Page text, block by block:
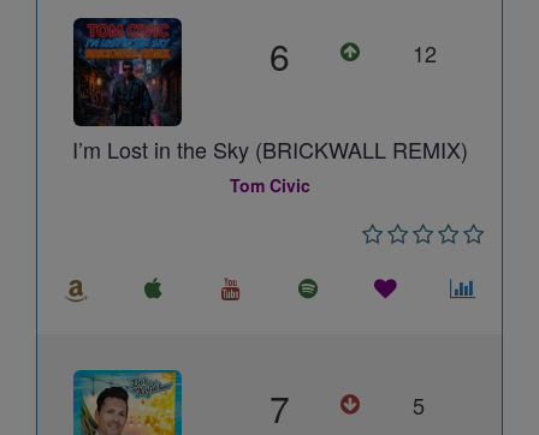
6 12
I’m Lost in the Sky (BRICKWALL REMIX)
Tom Civic
7 5